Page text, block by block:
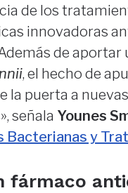
de los
innovadoras
de
, el hecho de
la puerta a
señala Younes
Bacterianas y
fármaco